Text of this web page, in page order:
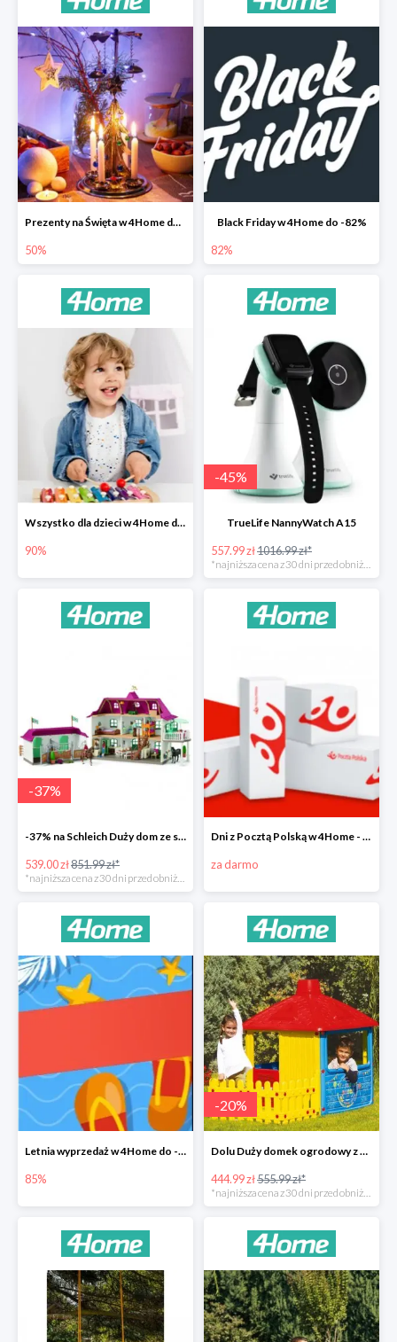
Prezenty na Święta w 4Home do -50%
50%
Black Friday w 4Home do -82%
82%
Wszystko dla dzieci w 4Home do -90%
90%
-45%
TrueLife NannyWatch A15
557.99 zł1016.99 zł*
-37%
-37% na Schleich Duży dom ze stajnią i akcesoriami 96 cm
539.00 zł851.99 zł*
*najniższa cena z 30 dni przed obniżką
Dni z Pocztą Polską w 4Home - darmowa dostawa
za darmo
Letnia wyprzedaż w 4Home do -85%
85%
-20%
Dolu Duży domek ogrodowy z płotem -20%
444.99 zł555.99 zł*